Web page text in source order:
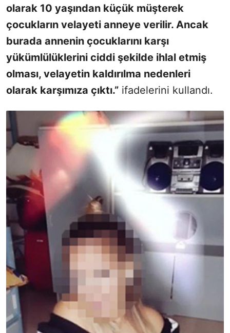
olarak 10 yaşından küçük müşterek
çocukların velayeti anneye verilir. Ancak
burada annenin çocuklarını karşı
yükümlülüklerini ciddi şekilde ihlal etmiş
olması, velayetin kaldırılma nedenleri
olarak karşımıza çıktı.” ifadelerini kullandı.